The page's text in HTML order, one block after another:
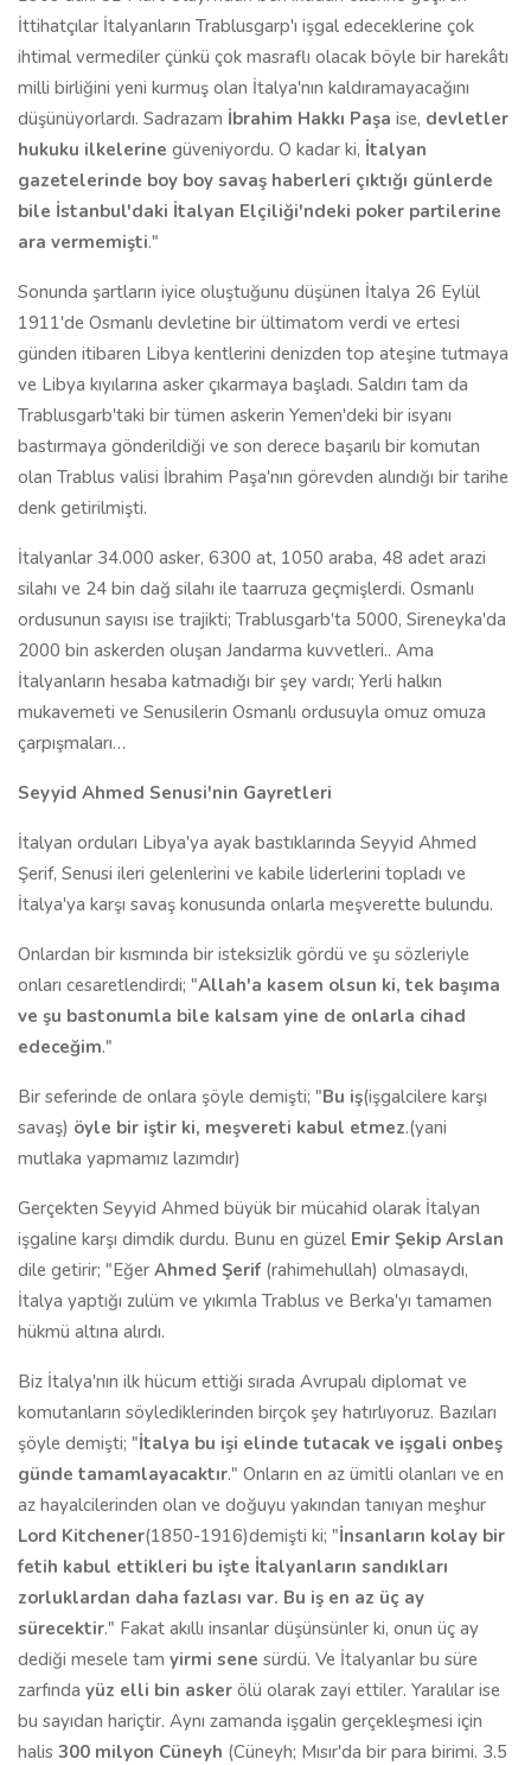
İttihatçılar İtalyanların Trablusgarp'ı işgal edeceklerine çok
ihtimal vermediler çünkü çok masraflı olacak böyle bir harekâtı
milli birliğini yeni kurmuş olan İtalya'nın kaldıramayacağını
düşünüyorlardı. Sadrazam İbrahim Hakkı Paşa ise, devletler
hukuku ilkelerine güveniyordu. O kadar ki, İtalyan
gazetelerinde boy boy savaş haberleri çıktığı günlerde
bile İstanbul'daki İtalyan Elçiliği'ndeki poker partilerine
ara vermemişti."
Sonunda şartların iyice oluştuğunu düşünen İtalya 26 Eylül
1911'de Osmanlı devletine bir ültimatom verdi ve ertesi
günden itibaren Libya kentlerini denizden top ateşine tutmaya
ve Libya kıyılarına asker çıkarmaya başladı. Saldırı tam da
Trablusgarb'taki bir tümen askerin Yemen'deki bir isyanı
bastırmaya gönderildiği ve son derece başarılı bir komutan
olan Trablus valisi İbrahim Paşa'nın görevden alındığı bir tarihe
denk getirilmişti.
İtalyanlar 34.000 asker, 6300 at, 1050 araba, 48 adet arazi
silahı ve 24 bin dağ silahı ile taarruza geçmişlerdi. Osmanlı
ordusunun sayısı ise trajikti; Trablusgarb'ta 5000, Sireneyka'da
2000 bin askerden oluşan Jandarma kuvvetleri.. Ama
İtalyanların hesaba katmadığı bir şey vardı; Yerli halkın
mukavemeti ve Senusilerin Osmanlı ordusuyla omuz omuza
çarpışmaları…
Seyyid Ahmed Senusi'nin Gayretleri
İtalyan orduları Libya'ya ayak bastıklarında Seyyid Ahmed
Şerif, Senusi ileri gelenlerini ve kabile liderlerini topladı ve
İtalya'ya karşı savaş konusunda onlarla meşverette bulundu.
Onlardan bir kısmında bir isteksizlik gördü ve şu sözleriyle
onları cesaretlendirdi; "Allah'a kasem olsun ki, tek başıma
ve şu bastonumla bile kalsam yine de onlarla cihad
edeceğim."
Bir seferinde de onlara şöyle demişti; "Bu iş(işgalcilere karşı
savaş) öyle bir iştir ki, meşvereti kabul etmez.(yani
mutlaka yapmamız lazımdır)
Gerçekten Seyyid Ahmed büyük bir mücahid olarak İtalyan
işgaline karşı dimdik durdu. Bunu en güzel Emir Şekip Arslan
dile getirir; "Eğer Ahmed Şerif(rahimehullah) olmasaydı,
İtalya yaptığı zulüm ve yıkımla Trablus ve Berka'yı tamamen
hükmü altına alırdı.
Biz İtalya'nın ilk hücum ettiği sırada Avrupalı diplomat ve
komutanların söylediklerinden birçok şey hatırlıyoruz. Bazıları
şöyle demişti; "İtalya bu işi elinde tutacak ve işgali onbeş
günde tamamlayacaktır." Onların en az ümitli olanları ve en
az hayalcilerinden olan ve doğuyu yakından tanıyan meşhur
Lord Kitchener(1850-1916)demişti ki; "İnsanların kolay bir
fetih kabul ettikleri bu işte İtalyanların sandıkları
zorluklardan daha fazlası var. Bu iş en az üç ay
sürecektir." Fakat akıllı insanlar düşünsünler ki, onun üç ay
dediği mesele tam yirmi sene sürdü. Ve İtalyanlar bu süre
zarfında yüz elli bin asker ölü olarak zayi ettiler. Yaralılar ise
bu sayıdan hariçtir. Aynı zamanda işgalin gerçekleşmesi için
halis 300 milyon Cüneyh (Cüneyh; Mısır'da bir para birimi. 3.5